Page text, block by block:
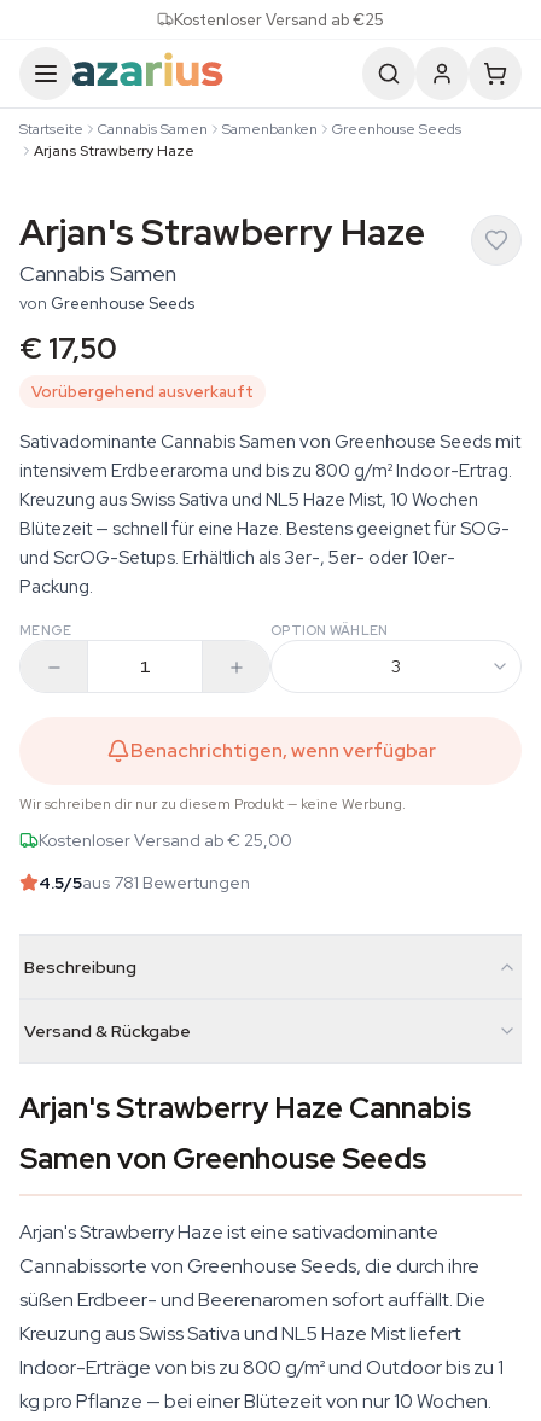
Kostenloser Versand ab €25
Startseite Cannabis Samen Samenbanken
Greenhouse Seeds
Arjans Strawberry Haze
Arjan's Strawberry Haze
Cannabis Samen
von Greenhouse Seeds
€ 17,50
Vorübergehend ausverkauft
Sativadominante Cannabis Samen von Greenhouse Seeds mit
intensivem Erdbeeraroma und bis zu 800 g/m² Indoor-Ertrag.
Kreuzung aus Swiss Sativa und NL5 Haze Mist, 10 Wochen
Blütezeit — schnell für eine Haze. Bestens geeignet für SOG-
und ScrOG-Setups. Erhältlich als 3er-, 5er- oder 10er-
Packung.
MENGE OPTION WÄHLEN
3
Benachrichtigen, wenn verfügbar
Wir schreiben dir nur zu diesem Produkt — keine Werbung.
Kostenloser Versand ab € 25,00
4.5/5aus 781 Bewertungen
Beschreibung
Versand & Rückgabe
Arjan's Strawberry Haze Cannabis
Samen von Greenhouse Seeds
Arjan's Strawberry Haze ist eine sativadominante
Cannabissorte von Greenhouse Seeds, die durch ihre
süßen Erdbeer- und Beerenaromen sofort auffällt. Die
Kreuzung aus Swiss Sativa und NL5 Haze Mist liefert
Indoor-Erträge von bis zu 800 g/m² und Outdoor bis zu 1
kg pro Pflanze — bei einer Blütezeit von nur 10 Wochen.